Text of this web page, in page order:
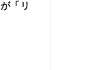
「リ